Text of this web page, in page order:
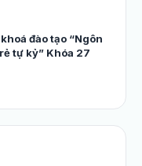
đào tạo “Ngôn
tự kỷ” Khóa 27